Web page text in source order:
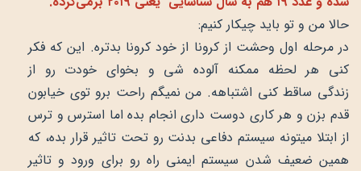
حالا من و تو باید چیکار کنیم:
در مرحله اول وحشت از کرونا از خود کرونا بدتره. این که فکر
کنی هر لحظه ممکنه آلوده شی و بخوای خودت رو از
زندگی ساقط کنی اشتباهه. من نمیگم راحت برو توی خیابون
قدم بزن و هر کاری دوست داری انجام بده اما استرس و ترس
از ابتلا میتونه سیستم دفاعی بدنت رو تحت تاثیر قرار بده، که
همین ضعیف شدن سیستم ایمنی راه رو برای ورود و تاثیر